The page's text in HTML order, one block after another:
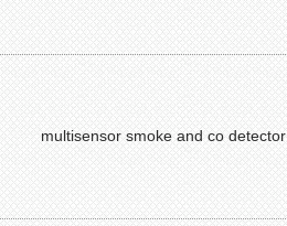
multisensor smoke and co detector